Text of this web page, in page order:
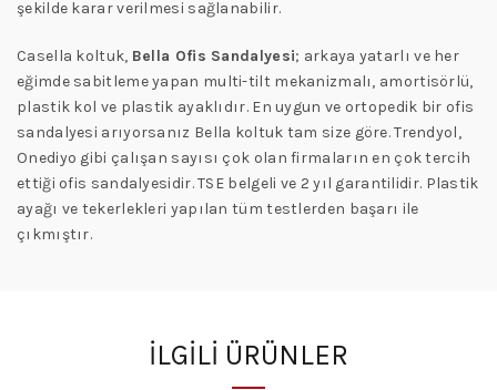
şekilde karar verilmesi sağlanabilir.
Casella koltuk, Bella Ofis Sandalyesi; arkaya yatarlı ve her
eğimde sabitleme yapan multi-tilt mekanizmalı, amortisörlü,
plastik kol ve plastik ayaklıdır. En uygun ve ortopedik bir ofis
sandalyesi arıyorsanız Bella koltuk tam size göre. Trendyol,
Onediyo gibi çalışan sayısı çok olan firmaların en çok tercih
ettiği ofis sandalyesidir. TSE belgeli ve 2 yıl garantilidir. Plastik
ayağı ve tekerlekleri yapılan tüm testlerden başarı ile
çıkmıştır.
İLGILI ÜRÜNLER